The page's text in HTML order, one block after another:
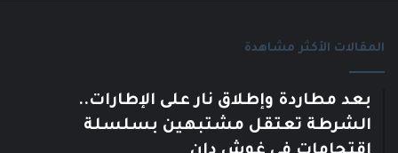
المقالات الأكثر مشاهدة
بعد مطاردة وإطلاق نار على الإطارات..
الشرطة تعتقل مشتبهين بسلسلة